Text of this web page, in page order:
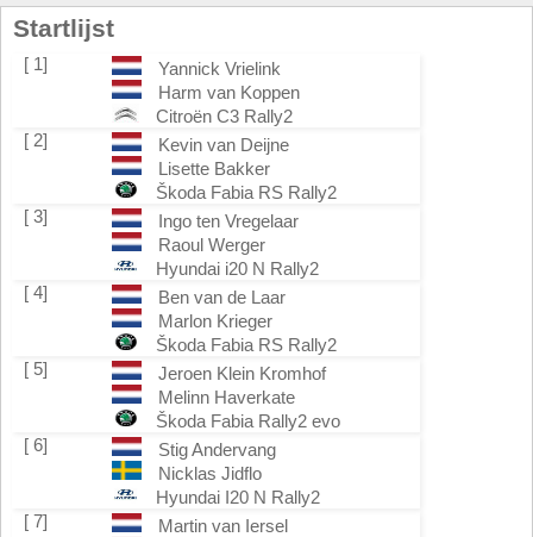
Startlijst
[ 1]
Yannick Vrielink
Harm van Koppen
Citroën C3 Rally2
[ 2]
Kevin van Deijne
Lisette Bakker
Škoda Fabia RS Rally2
[ 3]
Ingo ten Vregelaar
Raoul Werger
Hyundai i20 N Rally2
[ 4]
Ben van de Laar
Marlon Krieger
Škoda Fabia RS Rally2
[ 5]
Jeroen Klein Kromhof
Melinn Haverkate
Škoda Fabia Rally2 evo
[ 6]
Stig Andervang
Nicklas Jidflo
Hyundai I20 N Rally2
[ 7]
Martin van Iersel